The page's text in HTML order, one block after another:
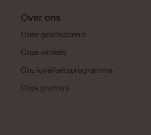
Over ons
Onze geschiedenis
Onze winkels
Ons loyaliteitsprogramma
Onze promo's